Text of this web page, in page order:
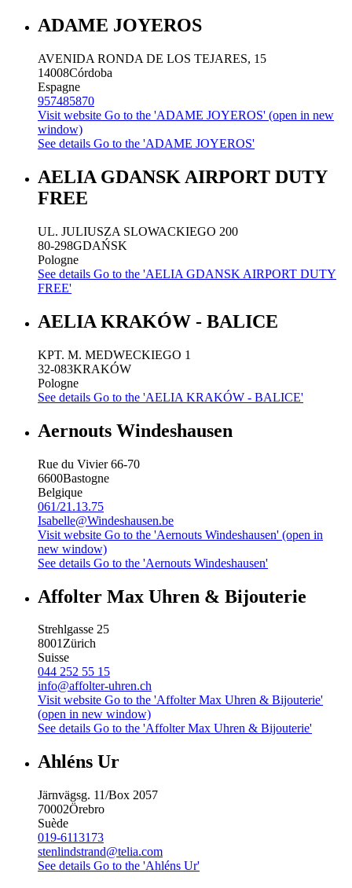
ADAME JOYEROS
AVENIDA RONDA DE LOS TEJARES, 15
14008Córdoba
Espagne
957485870
Visit website Go to the 'ADAME JOYEROS' (open in new
window)
See details Go to the 'ADAME JOYEROS'
AELIA GDANSK AIRPORT DUTY
FREE
UL. JULIUSZA SLOWACKIEGO 200
80-298GDAŃSK
Pologne
See details Go to the 'AELIA GDANSK AIRPORT DUTY
FREE'
AELIA KRAKÓW - BALICE
KPT. M. MEDWECKIEGO 1
32-083KRAKÓW
Pologne
See details Go to the 'AELIA KRAKÓW - BALICE'
Aernouts Windeshausen
Rue du Vivier 66-70
6600Bastogne
Belgique
061/21.13.75
Isabelle@Windeshausen.be
Visit website Go to the 'Aernouts Windeshausen' (open in
new window)
See details Go to the 'Aernouts Windeshausen'
Affolter Max Uhren & Bijouterie
Strehlgasse 25
8001Zürich
Suisse
044 252 55 15
info@affolter-uhren.ch
Visit website Go to the 'Affolter Max Uhren & Bijouterie'
(open in new window)
See details Go to the 'Affolter Max Uhren & Bijouterie'
Ahléns Ur
Järnvägsg. 11/Box 2057
70002Örebro
Suède
019-6113173
stenlindstrand@telia.com
See details Go to the 'Ahléns Ur'